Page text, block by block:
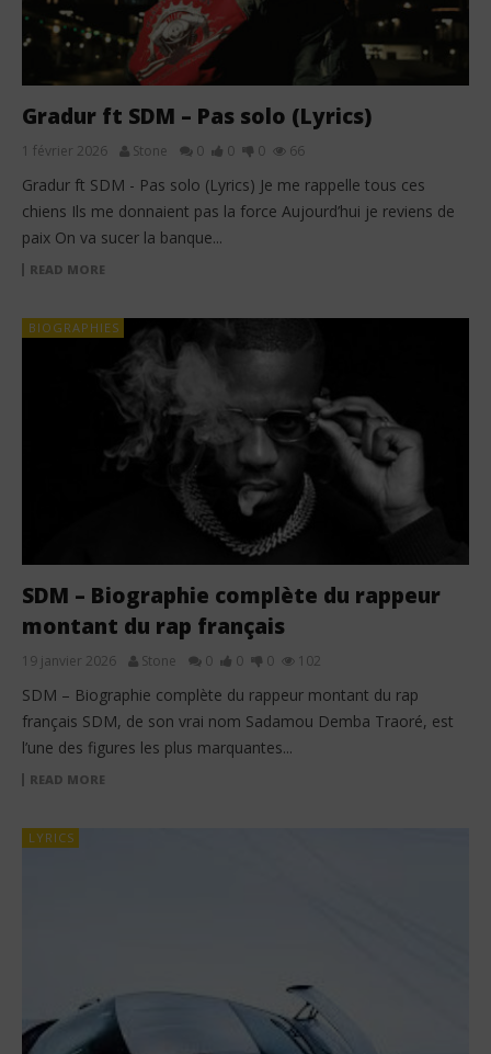
Gradur ft SDM – Pas solo (Lyrics)
1 février 2026 Stone 0 0 0 66
Gradur ft SDM - Pas solo (Lyrics) Je me rappelle tous ces
chiens Ils me donnaient pas la force Aujourd’hui je reviens de
paix On va sucer la banque...
READ MORE
BIOGRAPHIES
SDM – Biographie complète du rappeur
montant du rap français
19 janvier 2026 Stone 0 0 0 102
SDM – Biographie complète du rappeur montant du rap
français SDM, de son vrai nom Sadamou Demba Traoré, est
l’une des figures les plus marquantes...
READ MORE
LYRICS